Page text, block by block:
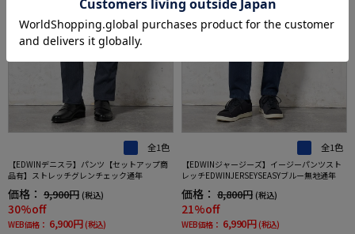
全1色
【EDWINデニスラ】パンツ【セットアップ商
品有】ストレッチグレンチェック通年
価格： 9,900円 (税込)
30%off
WEB価格： 6,900円 (税込)
全1色
【EDWINジャージーズ】イージーパンツスト
レッチEDWINJERSEYSEASYブルー無地通年
価格： 8,800円 (税込)
21%off
WEB価格： 6,990円 (税込)